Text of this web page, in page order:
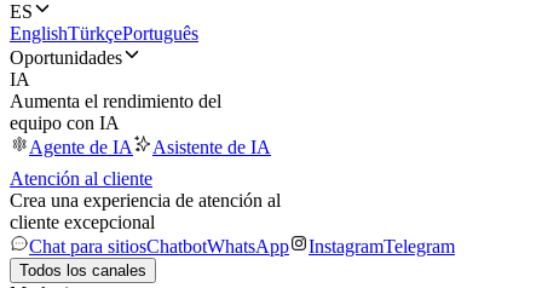
ES
EnglishTürkçePortuguês
Oportunidades
IA
Aumenta el rendimiento del
equipo con IA
Agente de IA
Asistente de IA
Atención al cliente
Crea una experiencia de atención al
cliente excepcional
Chat para sitiosChatbotWhatsApp InstagramTelegram
Todos los canales